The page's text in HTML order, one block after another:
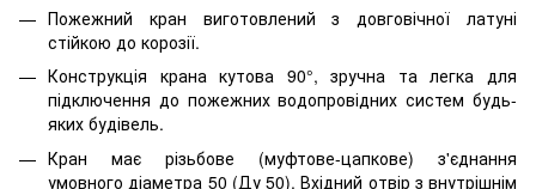
Пожежний кран виготовлений з довговічної латуні
стійкою до корозії.
Конструкція крана кутова 90°, зручна та легка для
підключення до пожежних водопровідних систем будь-
яких будівель.
Кран має різьбове (муфтове-цапкове) з'єднання
умовного діаметра 50 (Ду 50). Вхідний отвір з внутрішнім